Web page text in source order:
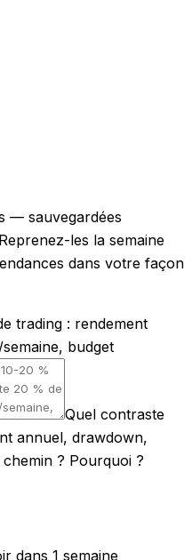
— sauvegardées
les la semaine
dans votre façon
trading : rendement
budget
Quel contraste
annuel, drawdown,
? Pourquoi ?
dans 1 semaine